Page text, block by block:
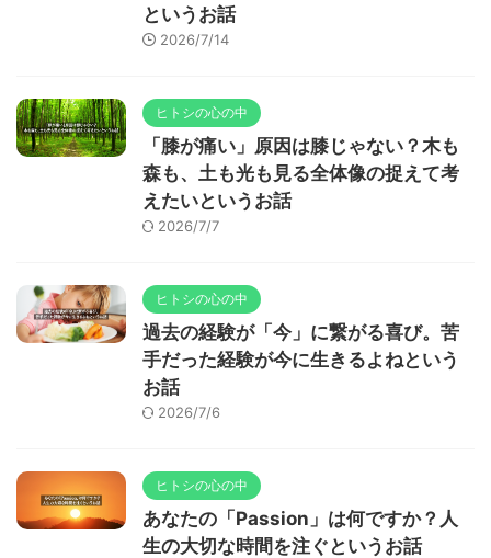
というお話
2026/7/14
ヒトシの心の中
「膝が痛い」原因は膝じゃない？木も
森も、土も光も見る全体像の捉えて考
えたいというお話
2026/7/7
ヒトシの心の中
過去の経験が「今」に繋がる喜び。苦
手だった経験が今に生きるよねという
お話
2026/7/6
ヒトシの心の中
あなたの「Passion」は何ですか？人
生の大切な時間を注ぐというお話